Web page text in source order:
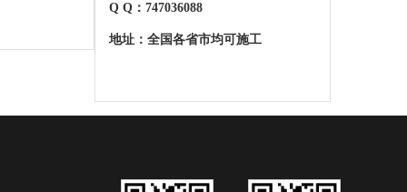
Q Q：747036088
地址：全国各省市均可施工